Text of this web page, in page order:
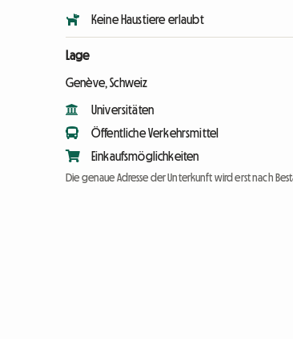
Keine Haustiere erlaubt
Lage
Genève, Schweiz
Universitäten
Öffentliche Verkehrsmittel
Einkaufsmöglichkeiten
Die genaue Adresse der Unterkunft wird erst nach